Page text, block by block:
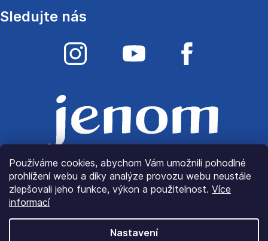
Používáme cookies, abychom Vám umožnili pohodlné
prohlížení webu a díky analýze provozu webu neustále
zlepšovali jeho funkce, výkon a použitelnost. Více
informací
Nastavení
Sledujte nás